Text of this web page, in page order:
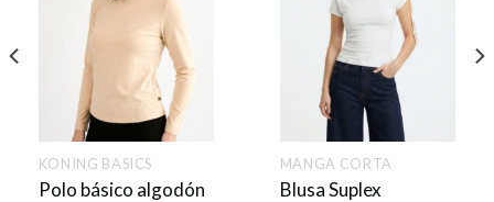
KONING BASICS
Polo básico algodón
MANGA CORTA
Blusa Suplex